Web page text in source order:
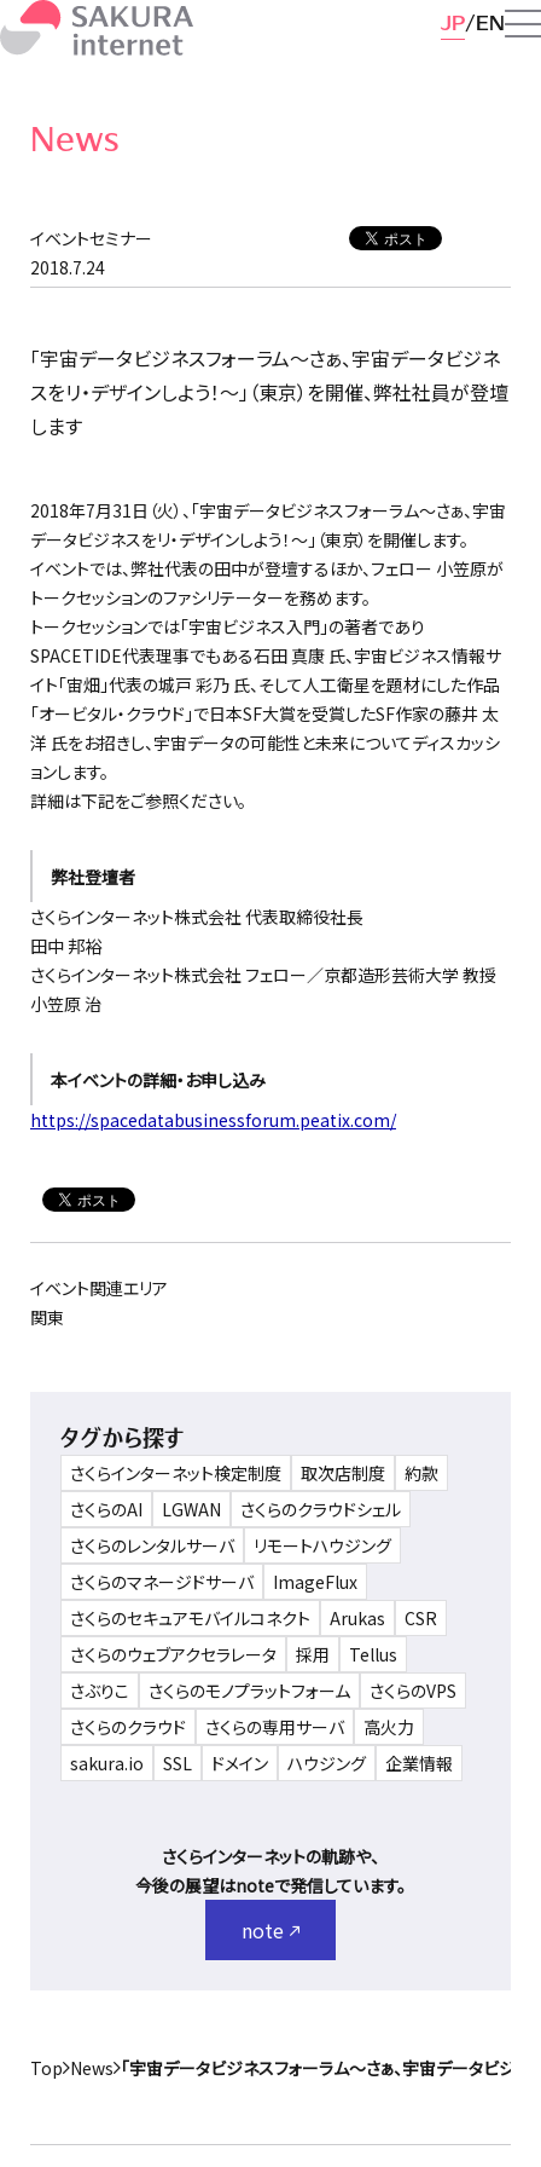
JP EN
News
イベントセミナー
2018.7.24
「宇宙データビジネスフォーラム～さぁ、宇宙データビジネ
スをリ・デザインしよう！～」（東京）を開催、弊社社員が登壇
します
2018年7月31日（火）、「宇宙データビジネスフォーラム～さぁ、宇宙
データビジネスをリ・デザインしよう！～」（東京）を開催します。
イベントでは、弊社代表の田中が登壇するほか、フェロー 小笠原が
トークセッションのファシリテーターを務めます。
トークセッションでは「宇宙ビジネス入門」の著者であり
SPACETIDE代表理事でもある石田 真康 氏、宇宙ビジネス情報サ
イト「宙畑」代表の城戸 彩乃 氏、そして人工衛星を題材にした作品
「オービタル・クラウド」で日本SF大賞を受賞したSF作家の藤井 太
洋 氏をお招きし、宇宙データの可能性と未来についてディスカッシ
ョンします。
詳細は下記をご参照ください。
弊社登壇者
さくらインターネット株式会社 代表取締役社長
田中 邦裕
さくらインターネット株式会社 フェロー／京都造形芸術大学 教授
小笠原 治
本イベントの詳細・お申し込み
https://spacedatabusinessforum.peatix.com/
イベント関連エリア
関東
タグから探す
さくらインターネット検定制度 取次店制度
約款
さくらのAI
LGWAN
さくらのクラウドシェル
さくらのレンタルサーバ
リモートハウジング
さくらのマネージドサーバ
ImageFlux
さくらのセキュアモバイルコネクト
Arukas
CSR
さくらのウェブアクセラレータ
採用
Tellus
さぶりこ
さくらのモノプラットフォーム
さくらのVPS
さくらのクラウド
さくらの専用サーバ
高火力
sakura.io
SSL ドメイン ハウジング 企業情報
さくらインターネットの軌跡や、
今後の展望はnoteで発信しています。
note
Top News 「宇宙データビジネスフォーラム～さぁ、宇宙データビジネ